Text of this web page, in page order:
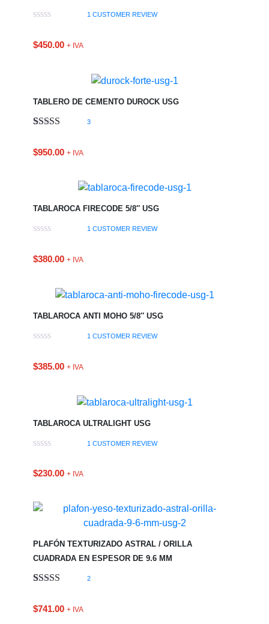
1 CUSTOMER REVIEW
$450.00 + IVA
TABLERO DE CEMENTO DUROCK USG
basado en
3
$950.00 + IVA
TABLAROCA FIRECODE 5/8″ USG
1 CUSTOMER REVIEW
$380.00 + IVA
TABLAROCA ANTI MOHO 5/8″ USG
1 CUSTOMER REVIEW
$385.00 + IVA
TABLAROCA ULTRALIGHT USG
1 CUSTOMER REVIEW
$230.00 + IVA
PLAFÓN TEXTURIZADO ASTRAL / ORILLA
CUADRADA EN ESPESOR DE 9.6 MM
basado en
2
$741.00 + IVA